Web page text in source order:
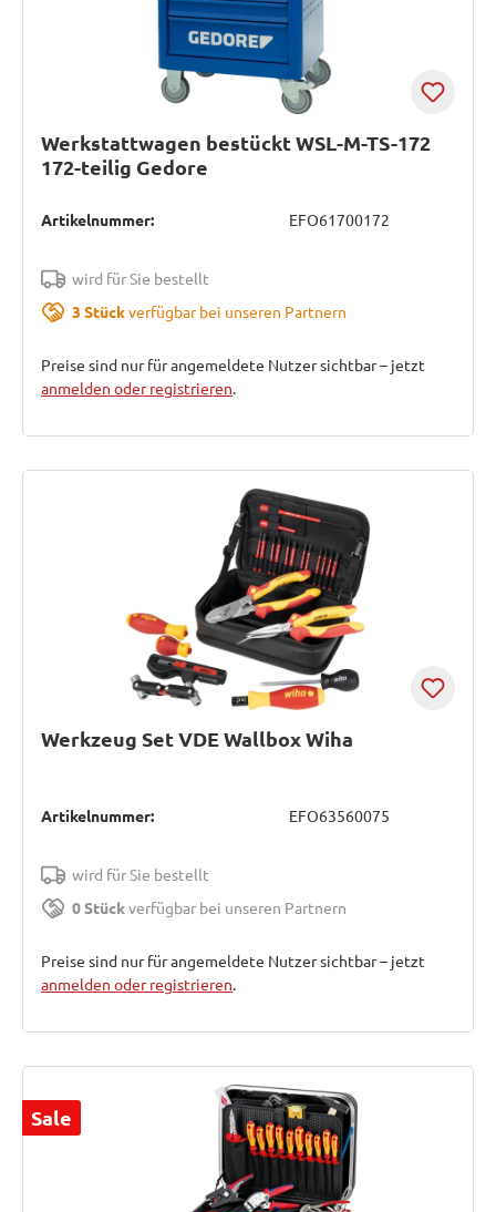
Werkstattwagen bestückt WSL-M-TS-172
172-teilig Gedore
Artikelnummer: EFO61700172
wird für Sie bestellt
3 Stückverfügbar bei unseren Partnern
Preise sind nur für angemeldete Nutzer sichtbar – jetzt
anmelden oder registrieren.
Werkzeug Set VDE Wallbox Wiha
Artikelnummer: EFO63560075
wird für Sie bestellt
0 Stückverfügbar bei unseren Partnern
Preise sind nur für angemeldete Nutzer sichtbar – jetzt
anmelden oder registrieren.
Sale